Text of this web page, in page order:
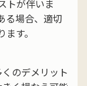
トが伴いま
る場合、適切
す。
のデメリット